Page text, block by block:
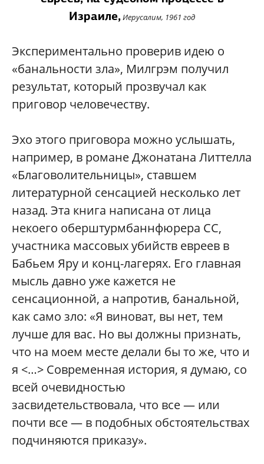
Израиле,Иерусалим, 1961 год
Экспериментально проверив идею о
«банальности зла», Милгрэм получил
результат, который прозвучал как
приговор человечеству.
Эхо этого приговора можно услышать,
например, в романе Джонатана Литтелла
«Благоволительницы», ставшем
литературной сенсацией несколько лет
назад. Эта книга написана от лица
некоего оберштурмбаннфюрера СС,
участника массовых убийств евреев в
Бабьем Яру и конц-лагерях. Его главная
мысль давно уже кажется не
сенсационной, а напротив, банальной,
как само зло: «Я виноват, вы нет, тем
лучше для вас. Но вы должны признать,
что на моем месте делали бы то же, что и
я <…> Современная история, я думаю, со
всей очевидностью
засвидетельствовала, что все — или
почти все — в подобных обстоятельствах
подчиняются приказу».